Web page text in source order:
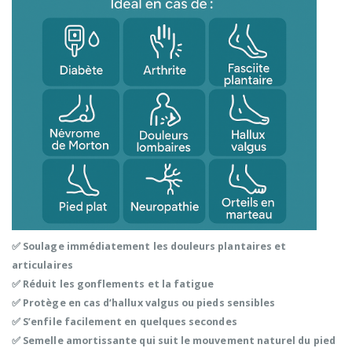
✅ Soulage immédiatement les douleurs plantaires et
articulaires
✅ Réduit les gonflements et la fatigue
✅ Protège en cas d’hallux valgus ou pieds sensibles
✅ S’enfile facilement en quelques secondes
✅ Semelle amortissante qui suit le mouvement naturel du pied